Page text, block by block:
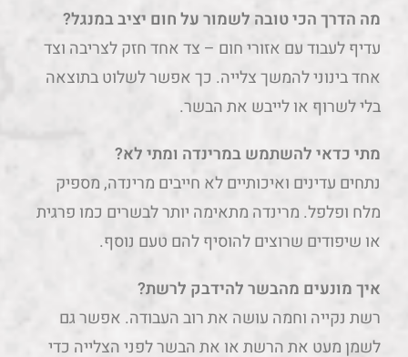
מה הדרך הכי טובה לשמור על חום יציב במנגל?
עדיף לעבוד עם אזורי חום – צד אחד חזק לצריבה וצד
אחד בינוני להמשך צלייה. כך אפשר לשלוט בתוצאה
בלי לשרוף או לייבש את הבשר.
מתי כדאי להשתמש במרינדה ומתי לא?
נתחים עדינים ואיכותיים לא חייבים מרינדה, מספיק
מלח ופלפל. מרינדה מתאימה יותר לבשרים כמו פרגית
או שיפודים שרוצים להוסיף להם טעם נוסף.
איך מונעים מהבשר להידבק לרשת?
רשת נקייה וחמה עושה את רוב העבודה. אפשר גם
לשמן מעט את הרשת או את הבשר לפני הצלייה כדי